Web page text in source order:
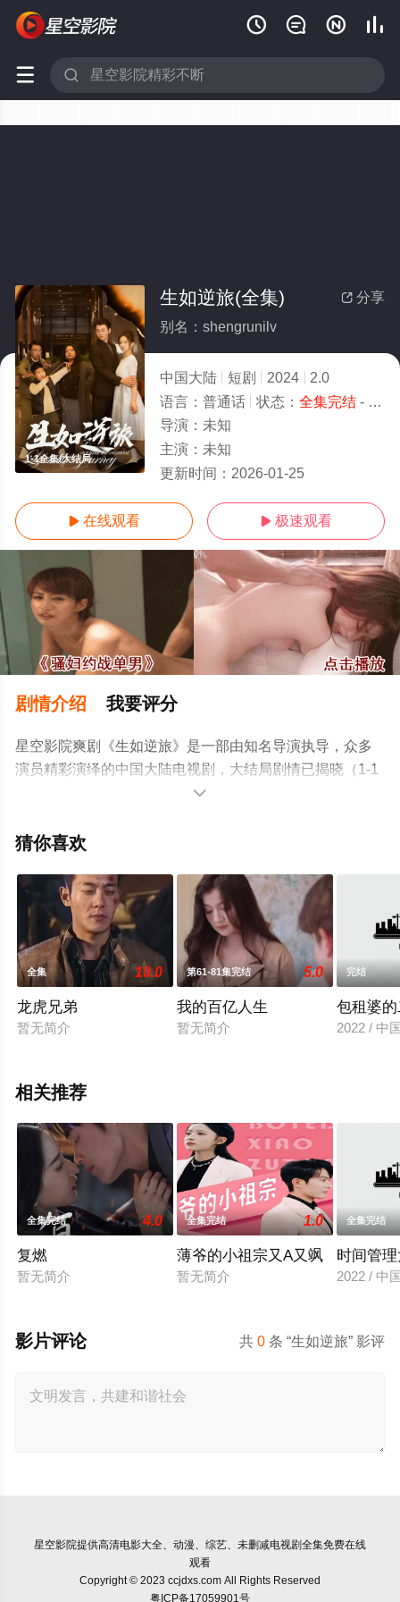
   
 
1-1全集/大结局
 分享
生如逆旅(全集)
别名：shengrunilv
中国大陆 短剧 2024
2.0
语言： 普通话 状态： 全集完结- 免费在线观看
导演： 未知
主演： 未知
更新时间： 2026-01-25
 在线观看  极速观看
剧情介绍 我要评分
星空影院爽剧《生如逆旅》是一部由知名导演执导，众多
演员精彩演绎的中国大陆电视剧，大结局剧情已揭晓（1-1
全集），手机免费观看高清无删减完整版电视剧全集来上
视猫或剧情网等平台了解。

猜你喜欢
全集 10.0
龙虎兄弟
暂无简介
第61-81集完结 5.0
我的百亿人生
暂无简介
完结
包租婆
2022 / 中
相关推荐
全集完结 4.0
复燃
暂无简介
全集完结 1.0
薄爷的小祖宗又A又飒
暂无简介
全集完结
时间管
2022 / 中
共0 条 “生如逆旅” 影评
影片评论
星空影院提供高清电影大全、动漫、综艺、未删减电视剧全集免费在线
观看
Copyright © 2023 ccjdxs.com All Rights Reserved
粤ICP备17059901号